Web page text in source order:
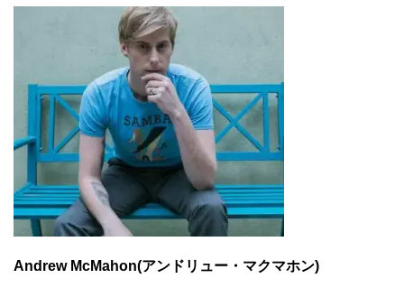
Andrew McMahon(アンドリュー・マクマホン)